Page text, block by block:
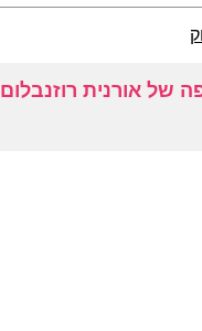
של אורנית רוזנבלום